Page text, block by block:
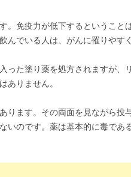
。免疫力が低下するということ
んでいる人は、がんに罹りやす
った塗り薬を処方されますが、
ありません。
ります。その両面を見ながら投
いのです。薬は基本的に毒であ